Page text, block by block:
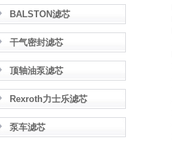
BALSTON滤芯
干气密封滤芯
顶轴油泵滤芯
Rexroth力士乐滤芯
泵车滤芯